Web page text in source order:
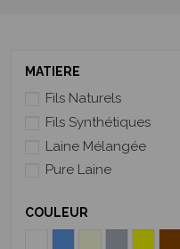
MATIERE
Fils Naturels
Fils Synthétiques
Laine Mélangée
Pure Laine
COULEUR